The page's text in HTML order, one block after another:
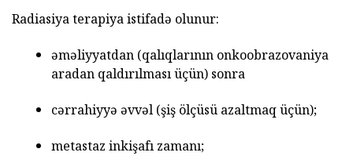
Radiasiya terapiya istifadə olunur:
əməliyyatdan (qalıqlarının onkoobrazovaniya
aradan qaldırılması üçün) sonra
cərrahiyyə əvvəl (şiş ölçüsü azaltmaq üçün);
metastaz inkişafı zamanı;